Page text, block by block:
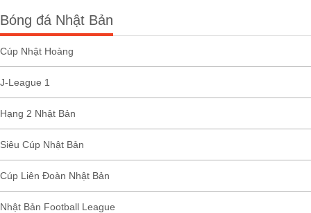
Bóng đá Nhật Bản
Cúp Nhật Hoàng
J-League 1
Hạng 2 Nhật Bản
Siêu Cúp Nhật Bản
Cúp Liên Đoàn Nhật Bản
Nhật Bản Football League